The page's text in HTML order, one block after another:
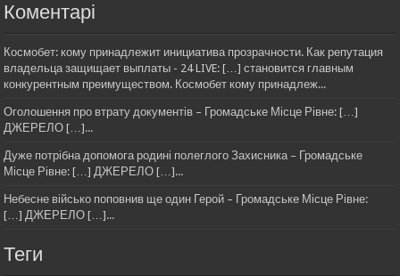
Коментарі
Космобет: кому принадлежит инициатива прозрачности. Как репутация
владельца защищает выплаты - 24 LIVE: […] становится главным
конкурентным преимуществом. Космобет кому принадлеж...
Оголошення про втрату документів – Громадське Місце Рівне: […]
ДЖЕРЕЛО […]...
Дуже потрібна допомога родині полеглого Захисника – Громадське
Місце Рівне: […] ДЖЕРЕЛО […]...
Небесне військо поповнив ще один Герой – Громадське Місце Рівне:
[…] ДЖЕРЕЛО […]...
Теги